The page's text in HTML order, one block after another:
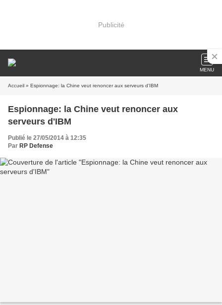
Publicité
MENU
Accueil » Espionnage: la Chine veut renoncer aux serveurs d'IBM
Espionnage: la Chine veut renoncer aux
serveurs d'IBM
Publié le 27/05/2014 à 12:35
Par RP Defense